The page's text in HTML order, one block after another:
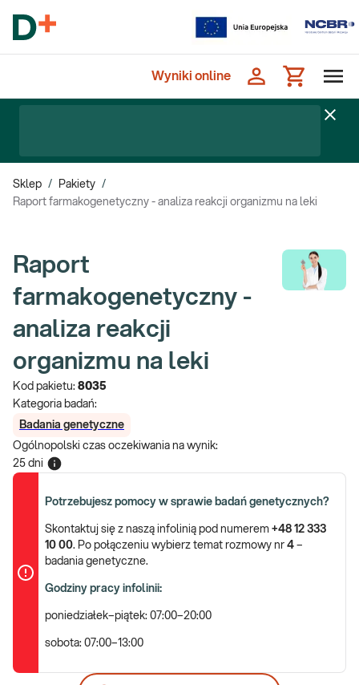
Wyniki online
Sklep / Pakiety /
Raport farmakogenetyczny - analiza reakcji organizmu na leki
Raport
farmakogenetyczny -
analiza reakcji
organizmu na leki
Kod pakietu: 8035
Kategoria badań:
Badania genetyczne
Ogólnopolski czas oczekiwania na wynik:
25 dni
Potrzebujesz pomocy w sprawie badań genetycznych?
Skontaktuj się z naszą infolinią pod numerem +48 12 333
10 00. Po połączeniu wybierz temat rozmowy nr 4 –
badania genetyczne.
Godziny pracy infolinii:
poniedziałek–piątek: 07:00–20:00
sobota: 07:00–13:00